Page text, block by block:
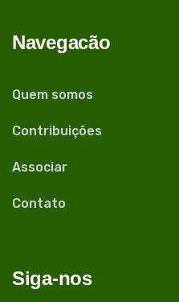
Navegacão
Quem somos
Contribuições
Associar
Contato
Siga-nos